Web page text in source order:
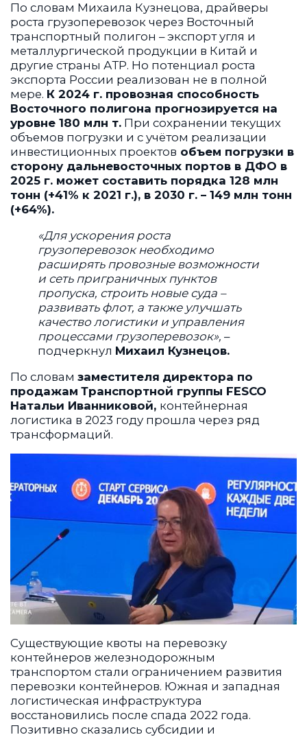
По словам Михаила Кузнецова, драйверы
роста грузоперевозок через Восточный
транспортный полигон – экспорт угля и
металлургической продукции в Китай и
другие страны АТР. Но потенциал роста
экспорта России реализован не в полной
мере. К 2024 г. провозная способность
Восточного полигона прогнозируется на
уровне 180 млн т. При сохранении текущих
объемов погрузки и с учётом реализации
инвестиционных проектов объем погрузки в
сторону дальневосточных портов в ДФО в
2025 г. может составить порядка 128 млн
тонн (+41% к 2021 г.), в 2030 г. – 149 млн тонн
(+64%).
«Для ускорения роста
грузоперевозок необходимо
расширять провозные возможности
и сеть приграничных пунктов
пропуска, строить новые суда –
развивать флот, а также улучшать
качество логистики и управления
процессами грузоперевозок», –
подчеркнул Михаил Кузнецов.
По словам заместителя директора по
продажам Транспортной группы FESCO
Натальи Иванниковой, контейнерная
логистика в 2023 году прошла через ряд
трансформаций.
Существующие квоты на перевозку
контейнеров железнодорожным
транспортом стали ограничением развития
перевозки контейнеров. Южная и западная
логистическая инфраструктура
восстановились после спада 2022 года.
Позитивно сказались субсидии и